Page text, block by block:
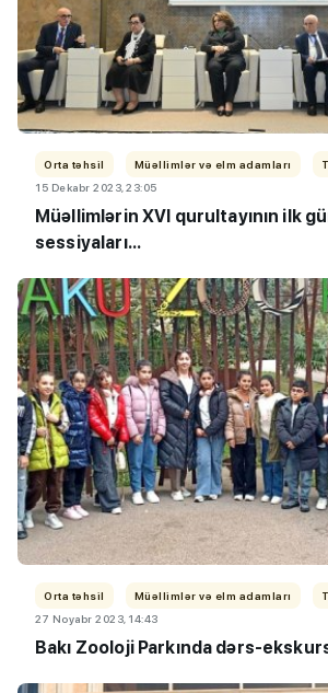
Orta təhsil Müəllimlər və elm adamları
15 Dekabr 2023, 23:05
Müəllimlərin XVI qurultayının ilk
sessiyaları...
Orta təhsil Müəllimlər və elm adamları
27 Noyabr 2023, 14:43
Bakı Zooloji Parkında dərs-